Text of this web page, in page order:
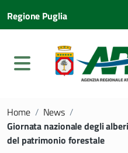
Regione Puglia
Home / News /
Giornata nazionale degli
del patrimonio forestale